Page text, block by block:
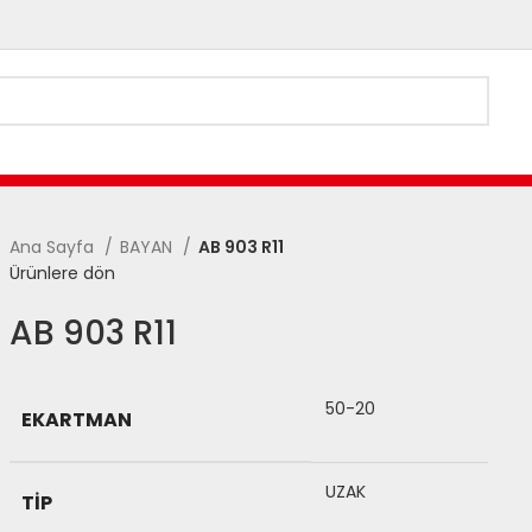
Ana Sayfa BAYAN
AB 903 R11
Ürünlere dön
AB 903 R11
EKARTMAN 50-20
TIP UZAK